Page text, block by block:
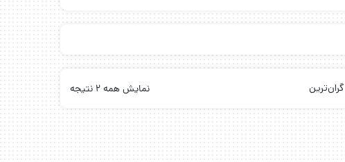
گران‌ترین نمایش همه 2 نتیجه